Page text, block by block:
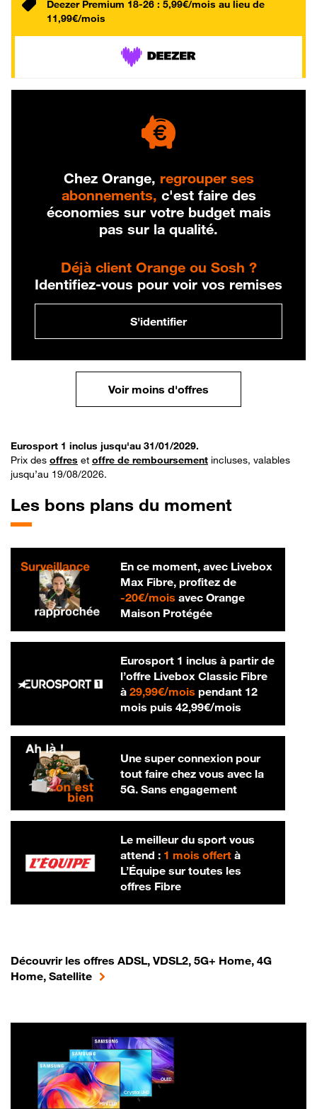
Deezer Premium 18-26 : 5,99€/mois au lieu de
11,99€/mois
Chez Orange, regrouper ses
abonnements, c'est faire des
économies sur votre budget mais
pas sur la qualité.
Déjà client Orange ou Sosh ?
Identifiez-vous pour voir vos remises
S'identifier
Voir moins d'offres
Eurosport 1 inclus jusqu'au 31/01/2029.
Prix des offres et offre de remboursement incluses, valables
jusqu’au 19/08/2026.
Les bons plans du moment
En ce moment, avec Livebox
Max Fibre, profitez de
-20€/mois20 € par mois
avec Orange
Maison Protégée
Eurosport 1 inclus à partir de
l’offre Livebox Classic Fibre
à 29,99€/mois29,99 € par mois
pendant 12
mois puis 42,99€/mois42,99 € par
Une super connexion pour
tout faire chez vous avec la
5G. Sans engagement
Le meilleur du sport vous
attend : 1 mois offertà
L’Équipe sur toutes les
offres Fibre
Découvrir les offres ADSL, VDSL2, 5G+ Home, 4G
Home, Satellite